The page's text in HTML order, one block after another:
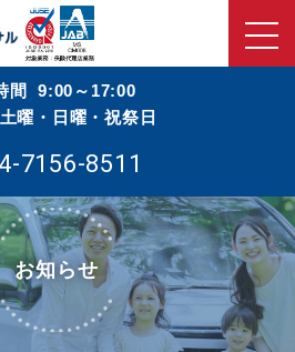
間 9:00～17:00
曜・日曜・祝祭日
7156-8511
お知らせ